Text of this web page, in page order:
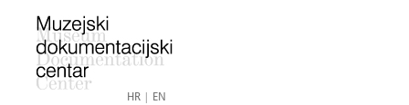
HR| EN